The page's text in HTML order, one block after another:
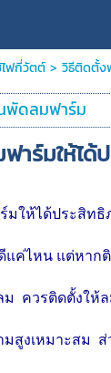
ฟกี่วัตต์> วิธีติดตั้ง
พัดลมฟาร์ม
าร์มให้ได้
มให้ได้ประสิทธิ
แค่ไหน แต่หาก
ม ควรติดตั้งให้
มสูงเหมาะสม